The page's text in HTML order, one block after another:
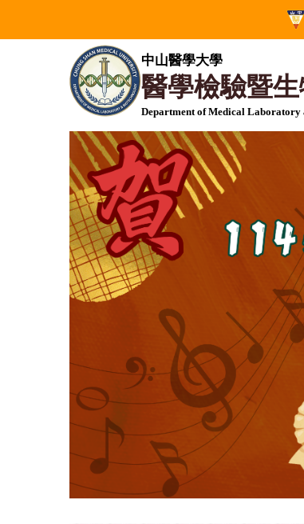
中山醫學大學
醫學檢驗暨
Department of Medical Laboratory